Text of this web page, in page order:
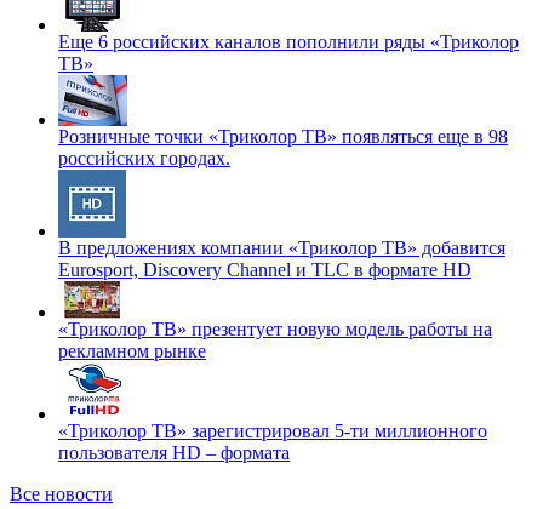
Еще 6 российских каналов пополнили ряды «Триколор
ТВ»
Розничные точки «Триколор ТВ» появляться еще в 98
российских городах.
В предложениях компании «Триколор ТВ» добавится
Eurosport, Discovery Channel и TLC в формате HD
«Триколор ТВ» презентует новую модель работы на
рекламном рынке
«Триколор ТВ» зарегистрировал 5-ти миллионного
пользователя HD – формата
Все новости